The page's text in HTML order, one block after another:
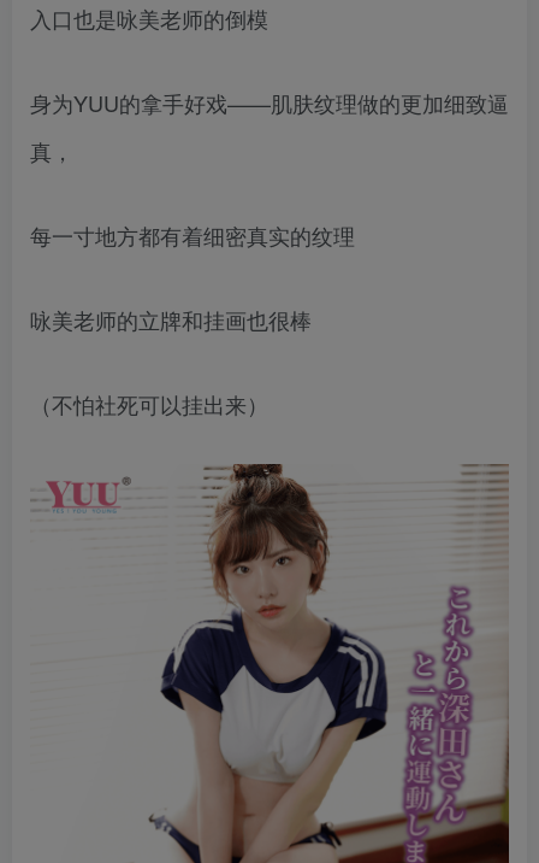
入口也是咏美老师的倒模
身为YUU的拿手好戏——肌肤纹理做的更加细致逼
真，
每一寸地方都有着细密真实的纹理
咏美老师的立牌和挂画也很棒
（不怕社死可以挂出来）